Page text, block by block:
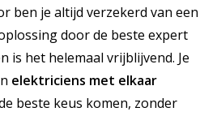
ben je altijd verzekerd van een
door de beste expert
is het helemaal vrijblijvend. Je
elektriciens met elkaar
beste keus komen, zonder